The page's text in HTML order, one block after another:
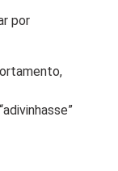
por